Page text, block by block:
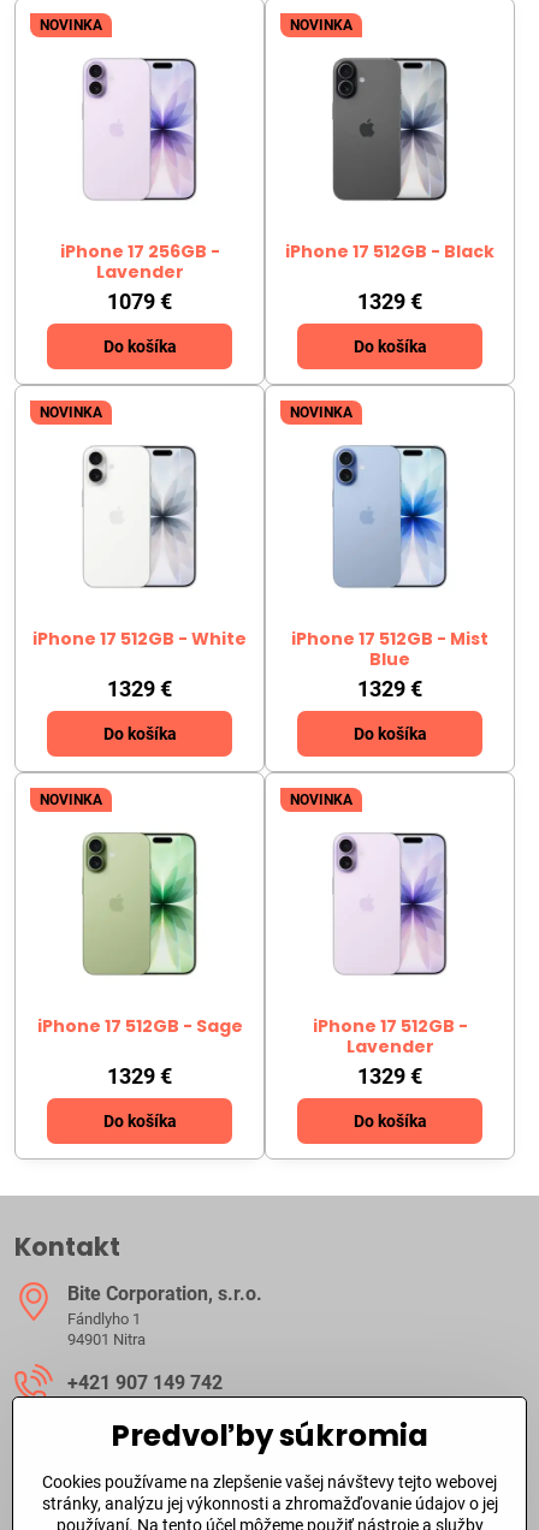
NOVINKA
iPhone 17 256GB -
Lavender
1079 €
Do košíka
NOVINKA
iPhone 17 512GB - Black
1329 €
Do košíka
NOVINKA
iPhone 17 512GB - White
1329 €
Do košíka
NOVINKA
iPhone 17 512GB - Mist
Blue
1329 €
Do košíka
NOVINKA
iPhone 17 512GB - Sage
1329 €
Do košíka
NOVINKA
iPhone 17 512GB -
Lavender
1329 €
Do košíka
Kontakt
Bite Corporation, s​.r​.o​.
Fándlyho 1
94901 Nitra
+421 907 149 742
ibite​@ibite​.sk
Ako dlho trvá dodanie?
Predvoľby súkromia
Cookies používame na zlepšenie vašej návštevy tejto webovej
stránky, analýzu jej výkonnosti a zhromažďovanie údajov o jej
používaní. Na tento účel môžeme použiť nástroje a služby